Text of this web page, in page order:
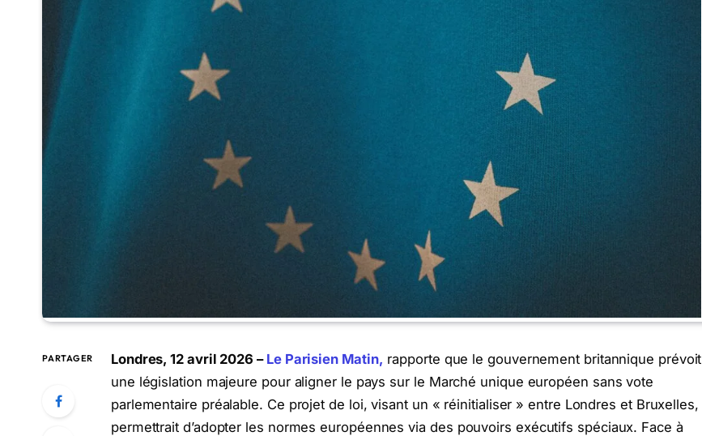
PARTAGER Londres, 12 avril 2026 – Le Parisien Matin, rapporte que le gouvernement britannique prévoit
une législation majeure pour aligner le pays sur le Marché unique européen sans vote
parlementaire préalable. Ce projet de loi, visant un « réinitialiser » entre Londres et Bruxelles,
permettrait d’adopter les normes européennes via des pouvoirs exécutifs spéciaux. Face à